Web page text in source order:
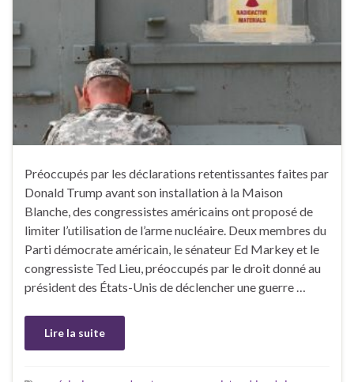
Préoccupés par les déclarations retentissantes faites par
Donald Trump avant son installation à la Maison
Blanche, des congressistes américains ont proposé de
limiter l’utilisation de l’arme nucléaire. Deux membres du
Parti démocrate américain, le sénateur Ed Markey et le
congressiste Ted Lieu, préoccupés par le droit donné au
président des États-Unis de déclencher une guerre …
Lire la suite